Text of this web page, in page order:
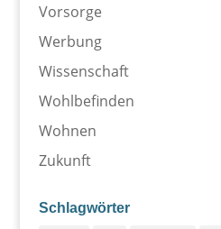
Vorsorge
Werbung
Wissenschaft
Wohlbefinden
Wohnen
Zukunft
Schlagwörter